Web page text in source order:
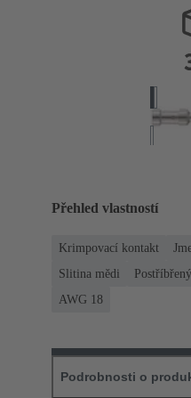
Přehled vlastností
Krimpovací kontakt
Slitina mědi
Postříbřený
AWG 18
Podrobnosti o